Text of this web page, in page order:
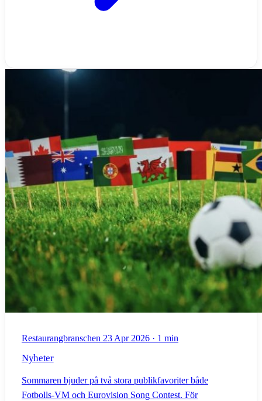
Restaurangbranschen 23 Apr 2026 · 1 min
Nyheter
Sommaren bjuder på två stora publikfavoriter både
Fotbolls-VM och Eurovision Song Contest. För